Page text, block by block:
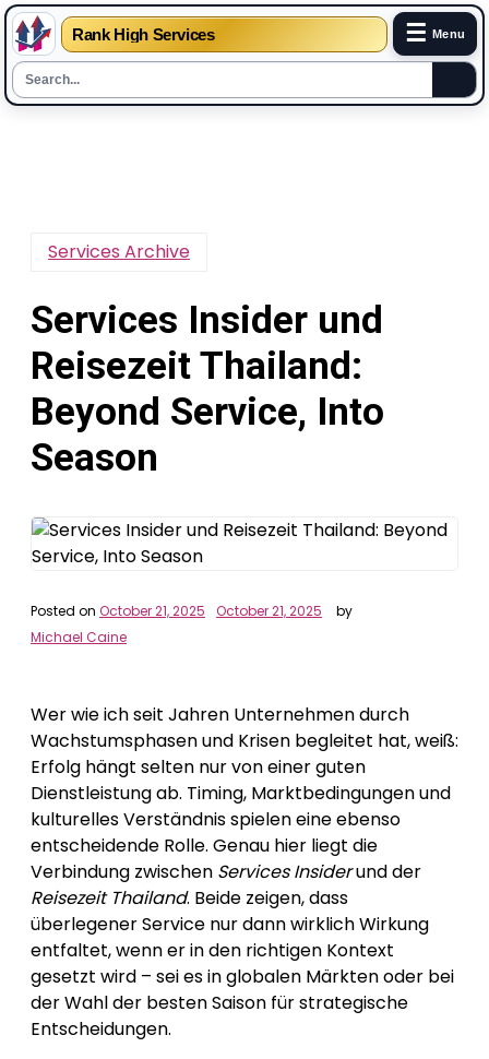
Rank High Services ☰ Menu
Services Archive
Services Insider und
Reisezeit Thailand:
Beyond Service, Into
Season
Posted on October 21, 2025 October 21, 2025
by
Michael Caine
Wer wie ich seit Jahren Unternehmen durch
Wachstumsphasen und Krisen begleitet hat, weiß:
Erfolg hängt selten nur von einer guten
Dienstleistung ab. Timing, Marktbedingungen und
kulturelles Verständnis spielen eine ebenso
entscheidende Rolle. Genau hier liegt die
Verbindung zwischen Services Insiderund der
Reisezeit Thailand. Beide zeigen, dass
überlegener Service nur dann wirklich Wirkung
entfaltet, wenn er in den richtigen Kontext
gesetzt wird – sei es in globalen Märkten oder bei
der Wahl der besten Saison für strategische
Entscheidungen.